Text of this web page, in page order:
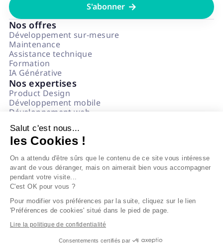
Salut c'est nous...
les Cookies !
On a attendu d'être sûrs que le contenu de ce site vous intéresse
avant de vous déranger, mais on aimerait bien vous accompagner
pendant votre visite...
C'est OK pour vous ?
Pour modifier vos préférences par la suite, cliquez sur le lien
'Préférences de cookies' situé dans le pied de page.
Lire la politique de confidentialité
Consentements certifiés par

Nos offres
Développement sur-mesure
Maintenance
Assistance technique
Formation
IA Générative
Nos expertises
Product Design
Développement mobile
Développement web
Numérique Responsable
Questions fréquentes
Notre état d'esprit
Politique impact
On recrute
Nos références
Blog
©BEAPP 2024